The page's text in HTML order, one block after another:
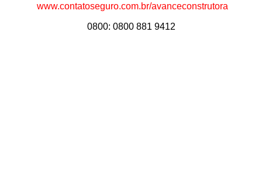
www.contatoseguro.com.br/avanceconstrutora
0800: 0800 881 9412